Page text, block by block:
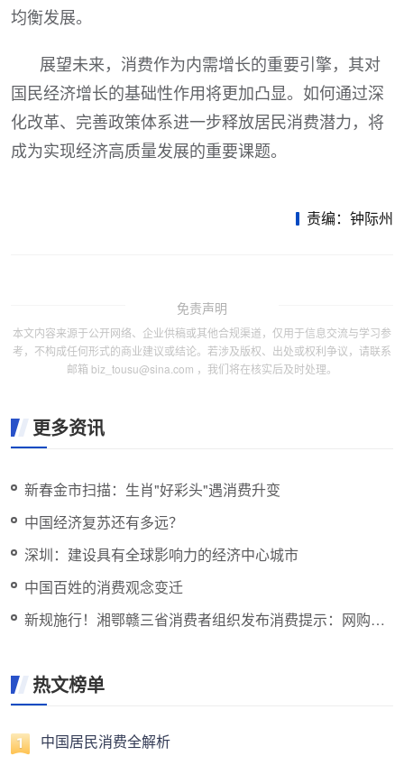
均衡发展。
展望未来，消费作为内需增长的重要引擎，其对
国民经济增长的基础性作用将更加凸显。如何通过深
化改革、完善政策体系进一步释放居民消费潜力，将
成为实现经济高质量发展的重要课题。
责编：钟际州
免责声明
本文内容来源于公开网络、企业供稿或其他合规渠道，仅用于信息交流与学习参
考，不构成任何形式的商业建议或结论。若涉及版权、出处或权利争议，请联系
邮箱 biz_tousu@sina.com ，我们将在核实后及时处理。
更多资讯
新春金市扫描：生肖"好彩头"遇消费升变
中国经济复苏还有多远？
深圳：建设具有全球影响力的经济中心城市
中国百姓的消费观念变迁
新规施行！湘鄂赣三省消费者组织发布消费提示：网购直
热文榜单
中国居民消费全解析